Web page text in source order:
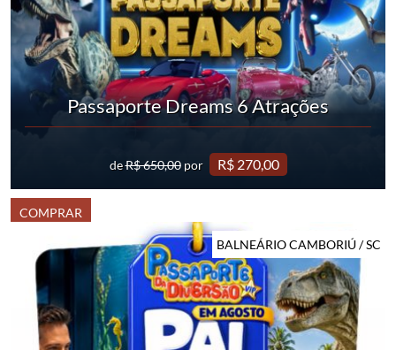
Passaporte Dreams 6 Atrações
deR$ 650,00 por R$ 270,00
COMPRAR
BALNEÁRIO CAMBORIÚ / SC